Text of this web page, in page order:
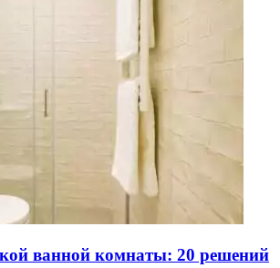
ванной комнаты: 20 решений